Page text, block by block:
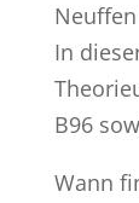
In
B96
Wann